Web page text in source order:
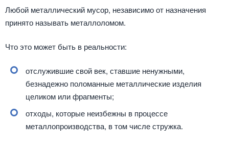
Любой металлический мусор, независимо от назначения
принято называть металлоломом.
Что это может быть в реальности:
отслужившие свой век, ставшие ненужными,
безнадежно поломанные металлические изделия
целиком или фрагменты;
отходы, которые неизбежны в процессе
металлопроизводства, в том числе стружка.